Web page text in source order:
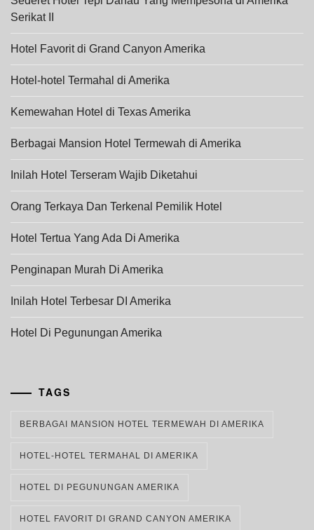
Serikat II
Hotel Favorit di Grand Canyon Amerika
Hotel-hotel Termahal di Amerika
Kemewahan Hotel di Texas Amerika
Berbagai Mansion Hotel Termewah di Amerika
Inilah Hotel Terseram Wajib Diketahui
Orang Terkaya Dan Terkenal Pemilik Hotel
Hotel Tertua Yang Ada Di Amerika
Penginapan Murah Di Amerika
Inilah Hotel Terbesar DI Amerika
Hotel Di Pegunungan Amerika
TAGS
BERBAGAI MANSION HOTEL TERMEWAH DI AMERIKA
HOTEL-HOTEL TERMAHAL DI AMERIKA
HOTEL DI PEGUNUNGAN AMERIKA
HOTEL FAVORIT DI GRAND CANYON AMERIKA